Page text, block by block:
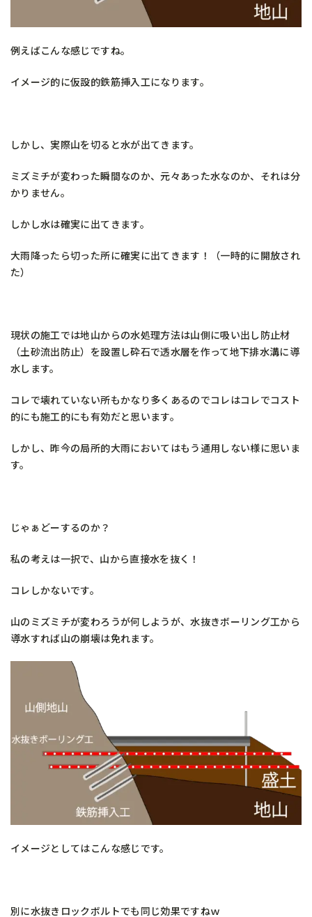
例えばこんな感じですね。
イメージ的に仮設的鉄筋挿入工になります。
しかし、実際山を切ると水が出てきます。
ミズミチが変わった瞬間なのか、元々あった水なのか、それは分
かりません。
しかし水は確実に出てきます。
大雨降ったら切った所に確実に出てきます！（一時的に開放され
た）
現状の施工では地山からの水処理方法は山側に吸い出し防止材
（土砂流出防止）を設置し砕石で透水層を作って地下排水溝に導
水します。
コレで壊れていない所もかなり多くあるのでコレはコレでコスト
的にも施工的にも有効だと思います。
しかし、昨今の局所的大雨においてはもう通用しない様に思いま
す。
じゃぁどーするのか？
私の考えは一択で、山から直接水を抜く！
コレしかないです。
山のミズミチが変わろうが何しようが、水抜きボーリング工から
導水すれば山の崩壊は免れます。
イメージとしてはこんな感じです。
別に水抜きロックボルトでも同じ効果ですねｗ